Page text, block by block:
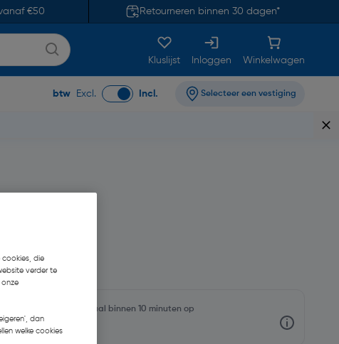
€50 Retourneren binnen 30 dagen*
Kluslijst Inloggen Winkelwagen
btw Excl. Incl. Selecteer een vestiging
€ 0,77/m
voorraadniveaus en haal binnen 10 minuten op
cookies, die
verder te
onze
dan
welke cookies